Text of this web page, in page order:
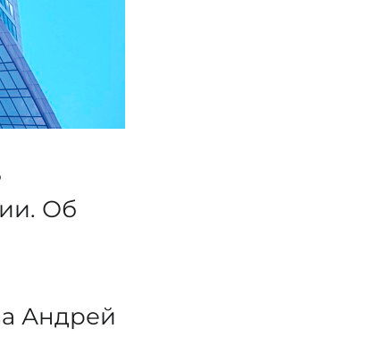
Об
Андрей